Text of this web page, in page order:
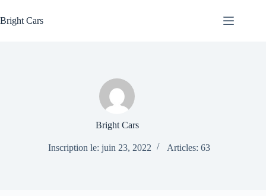
au
contenu
Bright Cars
Bright Cars
Inscription le: juin 23, 2022 Articles: 63